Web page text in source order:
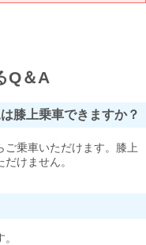
Q＆A
膝上乗車できますか？
乗車いただけます。膝上
けません。